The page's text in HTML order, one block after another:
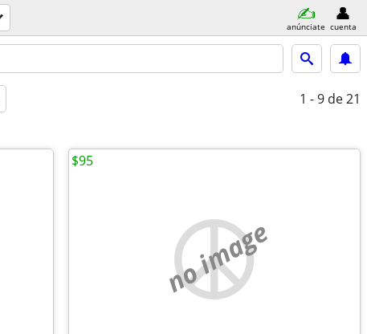
anúnciate cuenta
1 - 9 de 21
no image
$95